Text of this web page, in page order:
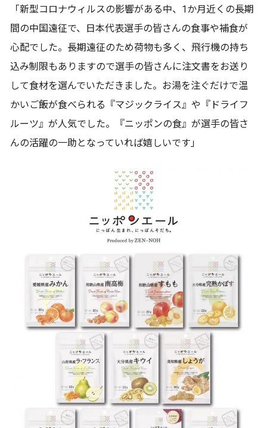
「新型コロナウィルスの影響がある中、1か月近くの長期
間の中国遠征で、日本代表選手の皆さんの食事や補食が
心配でした。長期遠征のため荷物も多く、飛行機の持ち
込み制限もありますので選手の皆さんに注文書をお送り
して食材を選んでいただきました。お湯を注ぐだけで温
かいご飯が食べられる『マジックライス』や『ドライフ
ルーツ』が人気でした。『ニッポンの食』が選手の皆さ
んの活躍の一助となっていれば嬉しいです」